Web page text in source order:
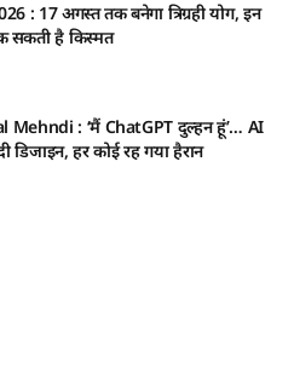
: 17 अगस्त तक बनेगा त्रिग्रही योग, इन
सकती है किस्मत
Mehndi : ‘मैं ChatGPT दुल्हन हूं’… AI
डिजाइन, हर कोई रह गया हैरान